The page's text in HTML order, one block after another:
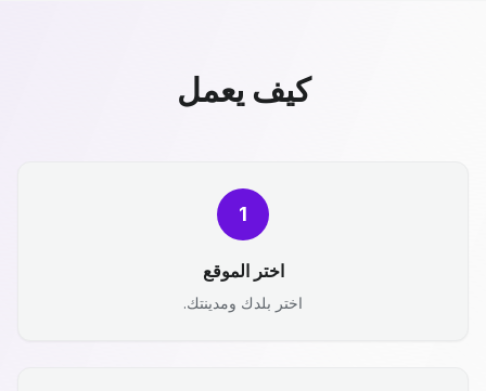
كيف يعمل
1
اختر الموقع
اختر بلدك ومدينتك.